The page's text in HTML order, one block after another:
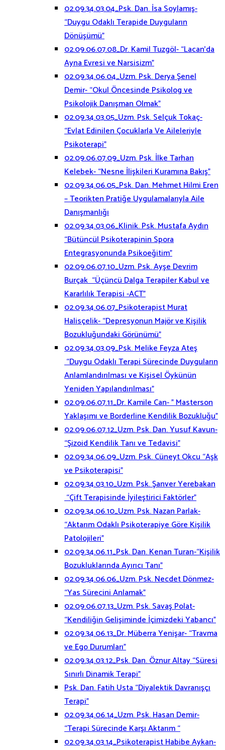
02.09.34.03.04_Psk. Dan. İsa Soylamış-
“Duygu Odaklı Terapide Duyguların
Dönüşümü”
02.09.06.07.08_Dr. Kamil Tuzgöl- “Lacan’da
Ayna Evresi ve Narsisizm”
02.09.34.06.04_Uzm. Psk. Derya Şenel
Demir- “Okul Öncesinde Psikolog ve
Psikolojik Danışman Olmak”
02.09.34.03.05_Uzm. Psk. Selçuk Tokaç-
“Evlat Edinilen Çocuklarla Ve Aileleriyle
Psikoterapi”
02.09.06.07.09_Uzm. Psk. İlke Tarhan
Kelebek- “Nesne İlişkileri Kuramına Bakış”
02.09.34.06.05_Psk. Dan. Mehmet Hilmi Eren
– Teorikten Pratiğe Uygulamalarıyla Aile
Danışmanlığı
02.09.34.03.06_Klinik. Psk. Mustafa Aydın
“Bütüncül Psikoterapinin Spora
Entegrasyonunda Psikoeğitim”
02.09.06.07.10_Uzm. Psk. Ayşe Devrim
Burçak “Üçüncü Dalga Terapiler Kabul ve
Kararlılık Terapisi -ACT”
02.09.34.06.07_Psikoterapist Murat
Halisçelik- “Depresyonun Majör ve Kişilik
Bozukluğundaki Görünümü”
02.09.34.03.09_Psk. Melike Feyza Ateş
“Duygu Odaklı Terapi Sürecinde Duyguların
Anlamlandırılması ve Kişisel Öykünün
Yeniden Yapılandırılması”
02.09.06.07.11_Dr. Kamile Can- ” Masterson
Yaklaşımı ve Borderline Kendilik Bozukluğu”
02.09.06.07.12_Uzm. Psk. Dan. Yusuf Kavun-
“Şizoid Kendilik Tanı ve Tedavisi”
02.09.34.06.09_Uzm. Psk. Cüneyt Okcu “Aşk
ve Psikoterapisi”
02.09.34.03.10_Uzm. Psk. Şanver Yerebakan
“Çift Terapisinde İyileştirici Faktörler”
02.09.34.06.10_Uzm. Psk. Nazan Parlak-
“Aktarım Odaklı Psikoterapiye Göre Kişilik
Patolojileri”
02.09.34.06.11_Psk. Dan. Kenan Turan-“Kişilik
Bozukluklarında Ayırıcı Tanı”
02.09.34.06.06_Uzm. Psk. Necdet Dönmez-
“Yas Sürecini Anlamak”
02.09.06.07.13_Uzm. Psk. Savaş Polat-
“Kendiliğin Gelişiminde İçimizdeki Yabancı”
02.09.34.06.13_Dr. Müberra Yenişar- “Travma
ve Ego Durumları”
02.09.34.03.12_Psk. Dan. Öznur Altay “Süresi
Sınırlı Dinamik Terapi”
Psk. Dan. Fatih Usta “Diyalektik Davranışçı
Terapi”
02.09.34.06.14_Uzm. Psk. Hasan Demir-
“Terapi Sürecinde Karşı Aktarım “
02.09.34.03.14_Psikoterapist Habibe Aykan-